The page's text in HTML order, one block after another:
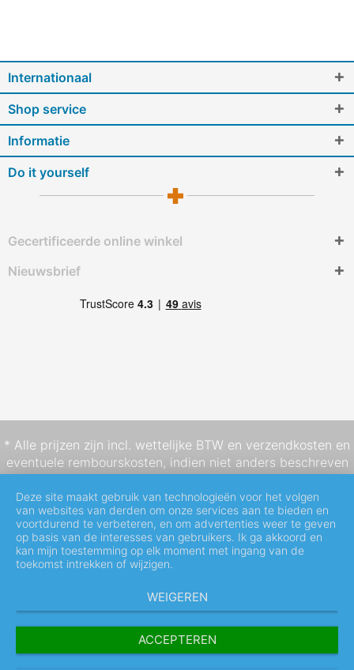
Internationaal
Shop service
Informatie
Do it yourself
Gecertificeerde online winkel
Nieuwsbrief
* Alle prijzen zijn incl. wettelijke BTW en verzendkosten en
eventuele rembourskosten, indien niet anders beschreven
Deze site maakt gebruik van technologieën voor het volgen
van websites van derden om onze services aan te bieden en
voortdurend te verbeteren, en om advertenties weer te geven
op basis van de interesses van gebruikers. Ik ga akkoord en
kan mijn toestemming op elk moment met ingang van de
toekomst intrekken of wijzigen.
WEIGEREN
ACCEPTEREN